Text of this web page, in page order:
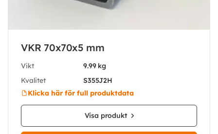
VKR 70x70x5 mm
Vikt
9.99 kg
Kvalitet
S355J2H
Klicka här för full produktdata
Visa produkt